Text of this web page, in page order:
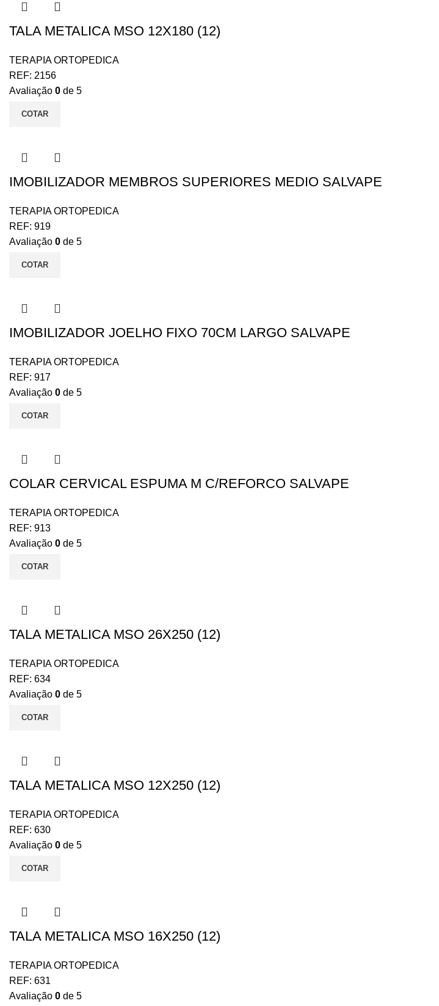
TALA METALICA MSO 12X180 (12)
TERAPIA ORTOPEDICA
REF: 2156
Avaliação 0 de 5
COTAR
IMOBILIZADOR MEMBROS SUPERIORES MEDIO SALVAPE
TERAPIA ORTOPEDICA
REF: 919
Avaliação 0 de 5
COTAR
IMOBILIZADOR JOELHO FIXO 70CM LARGO SALVAPE
TERAPIA ORTOPEDICA
REF: 917
Avaliação 0 de 5
COTAR
COLAR CERVICAL ESPUMA M C/REFORCO SALVAPE
TERAPIA ORTOPEDICA
REF: 913
Avaliação 0 de 5
COTAR
TALA METALICA MSO 26X250 (12)
TERAPIA ORTOPEDICA
REF: 634
Avaliação 0 de 5
COTAR
TALA METALICA MSO 12X250 (12)
TERAPIA ORTOPEDICA
REF: 630
Avaliação 0 de 5
COTAR
TALA METALICA MSO 16X250 (12)
TERAPIA ORTOPEDICA
REF: 631
Avaliação 0 de 5